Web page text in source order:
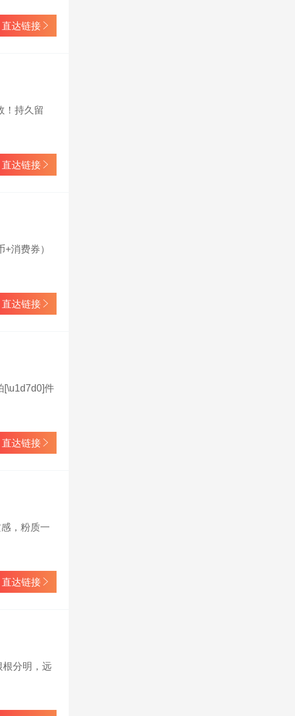
直达链接
！持久留
直达链接
消费券）
直达链接
[\u1d7d0]件
直达链接
，粉质一
直达链接
根分明，远